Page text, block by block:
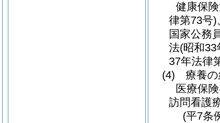
健康保
律第73号)
国家公務
法(昭和33
37年法律
(4)
療養
医療保
訪問看護
(平7条